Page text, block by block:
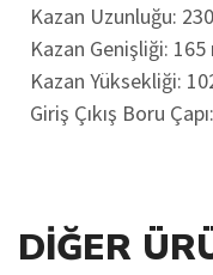
Kazan Uzunluğu:
Kazan Genişliği:
Kazan Yüksekliği:
Giriş Çıkış Boru
DIĞER